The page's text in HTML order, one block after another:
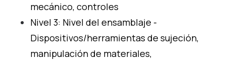
mecánico, controles
Nivel 3: Nivel del ensamblaje -
Dispositivos/herramientas de sujeción,
manipulación de materiales,